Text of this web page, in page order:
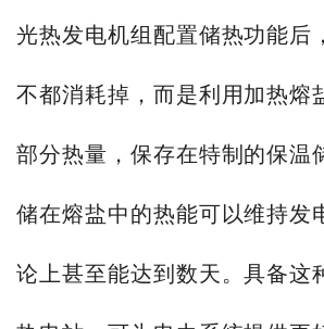
光热发电机组配置储热功能后
不都消耗掉，而是利用加热熔
部分热量，保存在特制的保温
储在熔盐中的热能可以维持发
论上甚至能达到数天。具备这